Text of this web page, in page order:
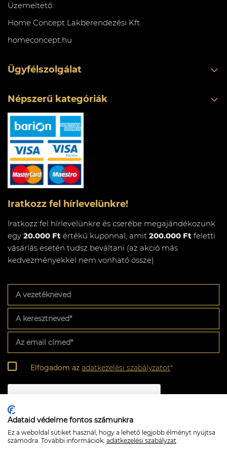
Üzemeltető:
Home Concept Lakberendezési Kft.
homeconcept.hu
Ügyfélszolgálat
Népszerű kategóriák
Iratkozz fel hírlevelünkre!
Iratkozz fel hírlevelünkre és cserébe megajándékozunk
egy 20.000 Ft értékű kuponnal, amit 200.000 Ft feletti
vásárlás esetén tudsz beváltani (az akció más
kedvezményekkel nem vonható össze)
vezetékneved
keresztneved*
email
címed*
Adatkezelési
szabályzat*
Elfogadom az adatkezelési szabályzatot*
CAPTCHA
Feliratkozom
Adataid védelme fontos számunkra
Ez a weboldal sütiket használ, hogy a lehető legjobb élményt nyújtsa
számodra. További információk: adatkezelési szabályzat